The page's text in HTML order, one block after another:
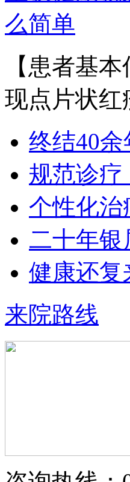
王宝旗 副主任医
专业（原博润医…【详情】
王小博 住院医师
疗与科研多年…
【详情】
黄省让，男，医生。一九七六
于郑州第四军医… 【详情】
【患者基
现点片状红
终结40
规范诊疗
个性化治
二十年
健康还复
来院路线